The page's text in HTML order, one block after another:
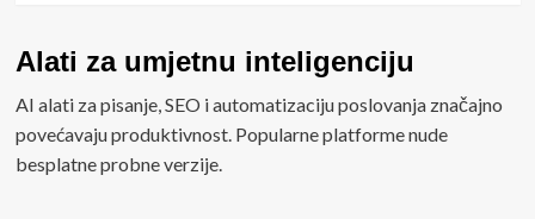
Alati za umjetnu inteligenciju
AI alati za pisanje, SEO i automatizaciju poslovanja značajno
povećavaju produktivnost. Popularne platforme nude
besplatne probne verzije.